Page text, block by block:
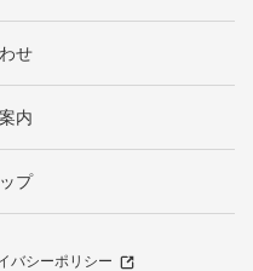
せ
内
プ
バシーポリシー